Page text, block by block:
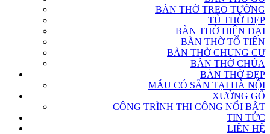
BÀN THỜ TREO TƯỜNG
TỦ THỜ ĐẸP
BÀN THỜ HIỆN ĐẠI
BÀN THỜ TỔ TIÊN
BÀN THỜ CHUNG CƯ
BÀN THỜ CHÚA
BÀN THỜ ĐẸP
MẪU CÓ SẴN TẠI HÀ NỘI
XƯỞNG GỖ
CÔNG TRÌNH THI CÔNG NỔI BẬT
TIN TỨC
LIÊN HỆ